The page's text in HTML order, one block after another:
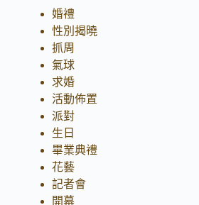
婚禮
性別揭曉
抓周
氣球
求婚
活動佈置
派對
生日
畢業典禮
花藝
記者會
開幕